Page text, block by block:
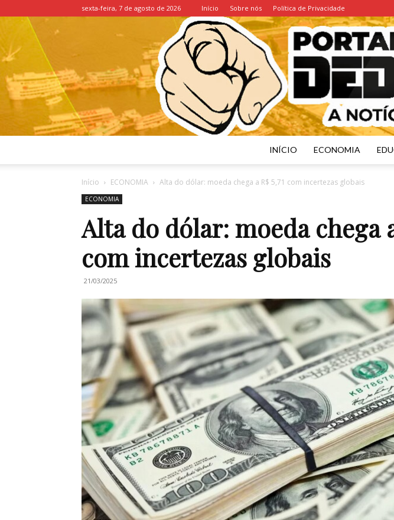
sexta-feira, 7 de agosto de 2026 Início Sobre nós Política de Privacidade
INÍCIO ECONOMIA
Início ECONOMIA Alta do dólar: moeda chega a R$ 5,71 com incertezas globais
ECONOMIA
Alta do dólar: moeda chega
com incertezas globais
21/03/2025